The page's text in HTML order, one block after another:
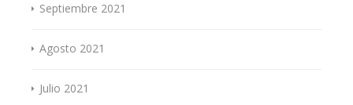
Septiembre 2021
Agosto 2021
Julio 2021